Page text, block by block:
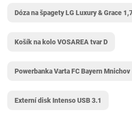
Dóza na špagety LG Luxury & Grace
Košík na kolo VOSAREA tvar D
Powerbanka Varta FC Bayern Mnichov
Externí disk Intenso USB 3.1